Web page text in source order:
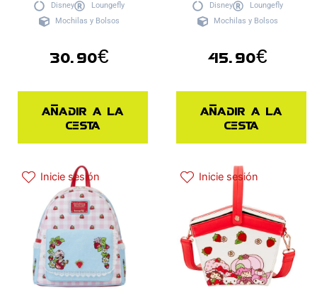
Disney
Loungefly
Mochilas y Bolsos
30.90€
Añadir a la
cesta
Disney
Loungefly
Mochilas y Bolsos
45.90€
Añadir a la
cesta
Inicie sesión Inicie sesión